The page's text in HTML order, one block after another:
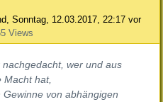
Sonntag, 12.03.2017, 22:17 vor
Views
wer und aus
Macht hat,
von abhängigen